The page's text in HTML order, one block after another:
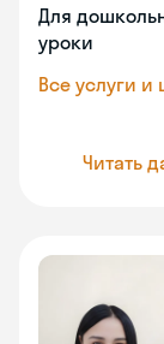
Для
уроки
Все услуги и
Читать